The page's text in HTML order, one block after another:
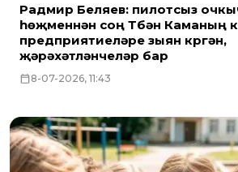
Радмир Беляев: пилотсыз
һөҗүменнән соң Түбән Каманың
предприятиеләре зыян күргән,
җәрәхәтләнүчеләр бар
8-07-2026, 11:43